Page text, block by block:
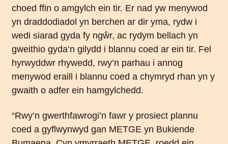
choed ffin o amgylch ein tir. Er nad yw menywod
yn draddodiadol yn berchen ar dir yma, rydw i
wedi siarad gyda fy ngŵr, ac rydym bellach yn
gweithio gyda’n gilydd i blannu coed ar ein tir. Fel
hyrwyddwr rhywedd, rwy’n parhau i annog
menywod eraill i blannu coed a chymryd rhan yn y
gwaith o adfer ein hamgylchedd.
“Rwy’n gwerthfawrogi’n fawr y prosiect plannu
coed a gyflwynwyd gan METGE yn Bukiende